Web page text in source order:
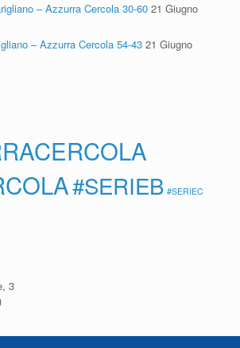
– Azzurra Cercola 30-60 21 Giugno
– Azzurra Cercola 54-43 21 Giugno
#SERIEB #SERIEC
3